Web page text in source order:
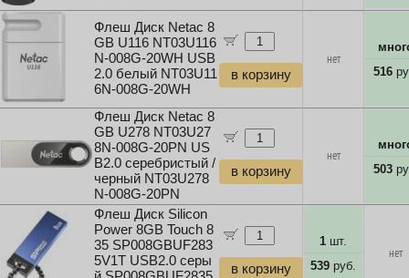
Флеш Диск Netac 8
GB U116 NT03U116
N-008G-20WH USB
2.0 белый NT03U11
6N-008G-20WH
в корзину
нет
516
Флеш Диск Netac 8
GB U278 NT03U27
8N-008G-20PN US
B2.0 серебристый /
черный NT03U278
N-008G-20PN
в корзину
нет
503
Флеш Диск Silicon
Power 8GB Touch 8
35 SP008GBUF283
5V1T USB2.0 серы
в корзину
1 шт.
539 руб.
нет